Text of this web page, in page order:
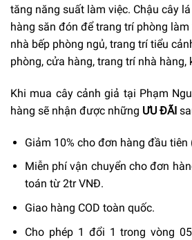
tăng năng suất làm việc. Chậu cây
hàng săn đón để trang trí phòng làm
nhà bếp phòng ngủ, trang trí tiểu
phòng, cửa hàng, trang trí nhà hàng,
Khi mua cây cảnh giả tại Phạm
hàng sẽ nhận được những ƯU ĐÃI
Giảm 10% cho đơn hàng đầu tiên
Miễn phí vận chuyển cho đơn
toán từ 2tr VNĐ.
Giao hàng COD toàn quốc.
Cho phép 1 đổi 1 trong vòng